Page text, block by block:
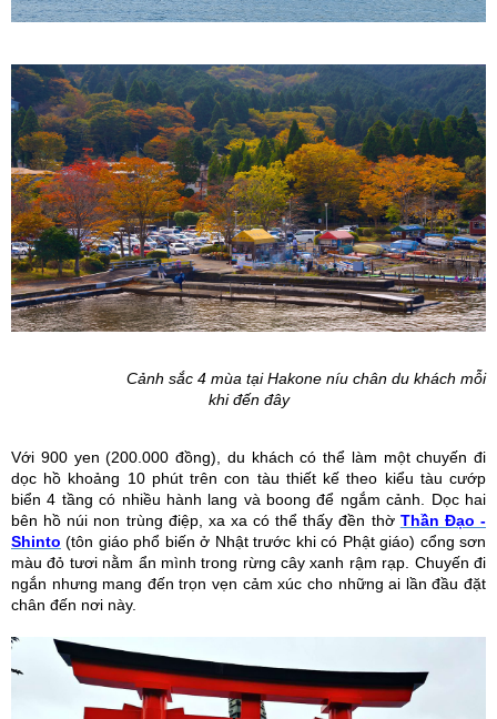
Cảnh sắc 4 mùa tại Hakone níu chân du khách mỗi
khi đến đây
Với 900 yen (200.000 đồng), du khách có thể làm một chuyến đi
dọc hồ khoảng 10 phút trên con tàu thiết kế theo kiểu tàu cướp
biển 4 tầng có nhiều hành lang và boong để ngắm cảnh. Dọc hai
bên hồ núi non trùng điệp, xa xa có thể thấy đền thờ Thần Đạo -
Shinto (tôn giáo phổ biến ở Nhật trước khi có Phật giáo) cổng sơn
màu đỏ tươi nằm ẩn mình trong rừng cây xanh rậm rạp. Chuyến đi
ngắn nhưng mang đến trọn vẹn cảm xúc cho những ai lần đầu đặt
chân đến nơi này.